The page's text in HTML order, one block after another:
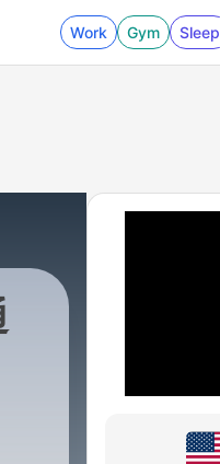
Work Gym Sleep